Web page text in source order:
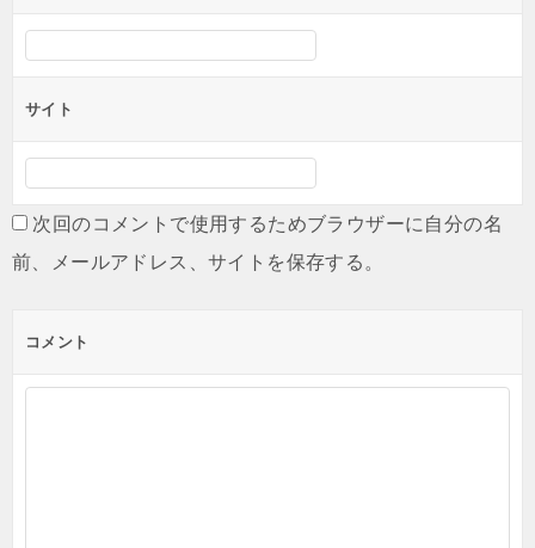
サイト
次回のコメントで使用するためブラウザーに自分の名
前、メールアドレス、サイトを保存する。
コメント